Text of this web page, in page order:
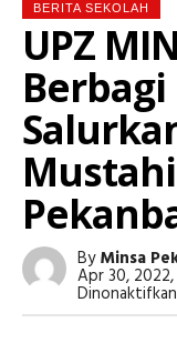
BERITA SEKOLAH
UPZ
ByMinsa
Apr 30, 2022,
Dinonaktifkan